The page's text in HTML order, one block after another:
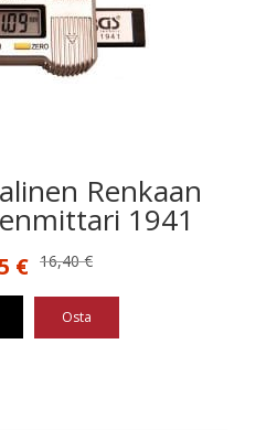
Renkaan
1941
16,40€
Alkuperäinen
16,40 €.
€Nykyinen
8,75 €.
Osta